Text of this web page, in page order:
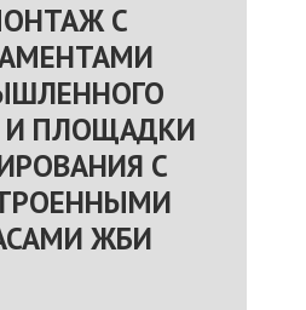
С
И ПЛОЩАДКИ
С
ЖБИ